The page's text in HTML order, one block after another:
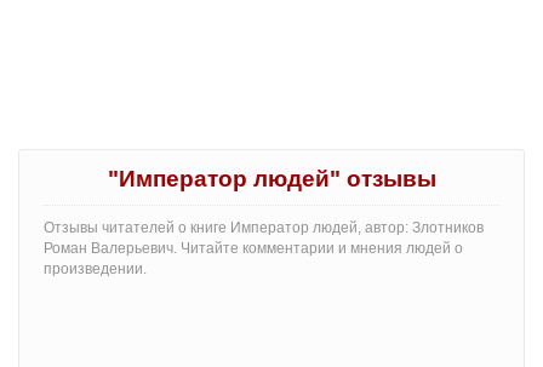
"Император людей" отзывы
Отзывы читателей о книге Император людей, автор: Злотников
Роман Валерьевич. Читайте комментарии и мнения людей о
произведении.